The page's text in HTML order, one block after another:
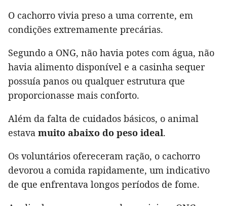
O cachorro vivia preso a uma corrente, em
condições extremamente precárias.
Segundo a ONG, não havia potes com água, não
havia alimento disponível e a casinha sequer
possuía panos ou qualquer estrutura que
proporcionasse mais conforto.
Além da falta de cuidados básicos, o animal
estava muito abaixo do peso ideal.
Os voluntários ofereceram ração, o cachorro
devorou a comida rapidamente, um indicativo
de que enfrentava longos períodos de fome.